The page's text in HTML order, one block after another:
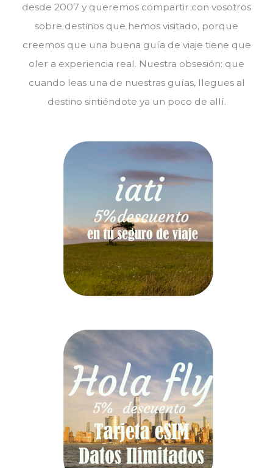
desde 2007 y queremos compartir con vosotros
sobre destinos que hemos visitado, porque
creemos que una buena guía de viaje tiene que
oler a experiencia real. Nuestra obsesión: que
cuando leas una de nuestras guías, llegues al
destino sintiéndote ya un poco de allí.